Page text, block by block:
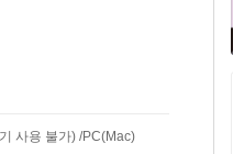
사용 불가) /PC(Mac)